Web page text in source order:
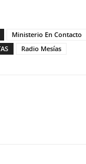
Ministerio En Contacto
Radio Mesías